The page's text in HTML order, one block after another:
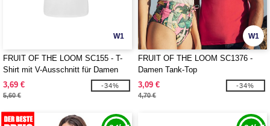
W1
FRUIT OF THE LOOM SC155 - T-
Shirt mit V-Ausschnitt für Damen
3,69 €
5,60 €
-34%
W1
FRUIT OF THE LOOM SC1376 -
Damen Tank-Top
3,09 €
4,70 €
-34%